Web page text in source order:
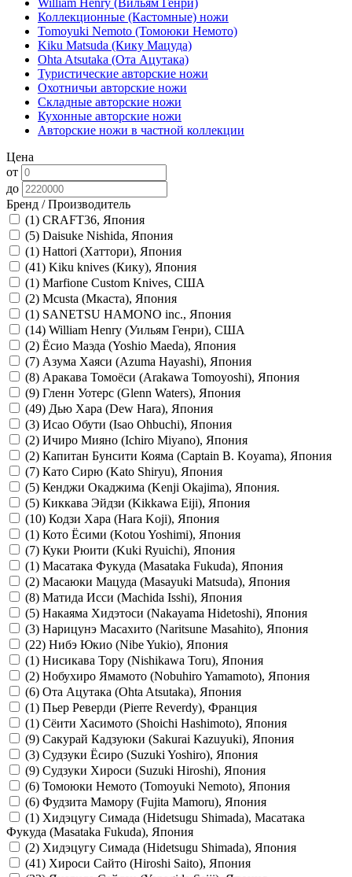
Коллекционные (Кастомные) ножи
Tomoyuki Nemoto (Томоюки Немото)
Kiku Matsuda (Кику Мацуда)
Ohta Atsutaka (Ота Ацутака)
Туристические авторские ножи
Охотничьи авторские ножи
Складные авторские ножи
Кухонные авторские ножи
Авторские ножи в частной коллекции
Цена
от
до
Бренд / Производитель
(1) CRAFT36, Япония
(5) Daisuke Nishida, Япония
(1) Hattori (Хаттори), Япония
(41) Kiku knives (Кику), Япония
(1) Marfione Сustom Knives, США
(2) Mcusta (Мкаста), Япония
(1) SANETSU HAMONO inc., Япония
(14) William Henry (Уильям Генри), США
(2) Ёсио Маэда (Yoshio Maeda), Япония
(7) Азума Хаяси (Azuma Hayashi), Япония
(8) Аракава Томоёси (Arakawa Tomoyoshi), Япония
(9) Гленн Уотерс (Glenn Waters), Япония
(49) Дью Хара (Dew Hara), Япония
(3) Исао Обути (Isao Ohbuchi), Япония
(2) Ичиро Мияно (Ichiro Miyano), Япония
(2) Капитан Бунсити Кояма (Captain B. Koyama), Япония
(7) Като Сирю (Kato Shiryu), Япония
(5) Кенджи Окаджима (Kenji Okajima), Япония.
(5) Киккава Эйдзи (Kikkawa Eiji), Япония
(10) Кодзи Хара (Hara Koji), Япония
(1) Кото Ёсими (Kotou Yoshimi), Япония
(7) Куки Рюити (Kuki Ryuichi), Япония
(1) Масатака Фукуда (Masataka Fukuda), Япония
(2) Масаюки Мацуда (Masayuki Matsuda), Япония
(8) Матида Исси (Machida Isshi), Япония
(5) Накаяма Хидэтоси (Nakayama Hidetoshi), Япония
(3) Нарицунэ Масахито (Naritsune Masahito), Япония
(22) Нибэ Юкио (Nibe Yukio), Япония
(1) Нисикава Тору (Nishikawa Toru), Япония
(2) Нобухиро Ямамото (Nobuhiro Yamamoto), Япония
(6) Ота Ацутака (Ohta Atsutaka), Япония
(1) Пьер Реверди (Pierre Reverdy), Франция
(1) Сёити Хасимото (Shoichi Hashimoto), Япония
(9) Сакурай Кадзуюки (Sakurai Kazuyuki), Япония
(3) Судзуки Ёсиро (Suzuki Yoshiro), Япония
(9) Судзуки Хироси (Suzuki Hiroshi), Япония
(6) Томоюки Немото (Tomoyuki Nemoto), Япония
(6) Фудзита Мамору (Fujita Mamoru), Япония
(1) Хидэцугу Симада (Hidetsugu Shimada), Масатака
Фукуда (Masataka Fukuda), Япония
(2) Хидэцугу Симада (Hidetsugu Shimada), Япония
(41) Хироси Сайто (Hiroshi Saito), Япония